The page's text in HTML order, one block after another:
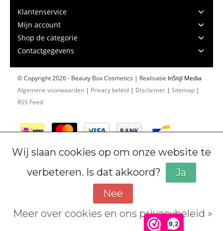
9,2
Klantenservice
Mijn account
Shop de categorie
Contactgegevens
© Copyright 2026 - Beauty Box Cosmetics | Realisatie InStijl Media
Algemene voorwaarden | Privacy beleid | Disclaimer | Sitemap |
RSS Feed
Wij slaan cookies op om onze website te
verbeteren. Is dat akkoord?
Ja
Nee
Meer over cookies en ons privacybeleid »